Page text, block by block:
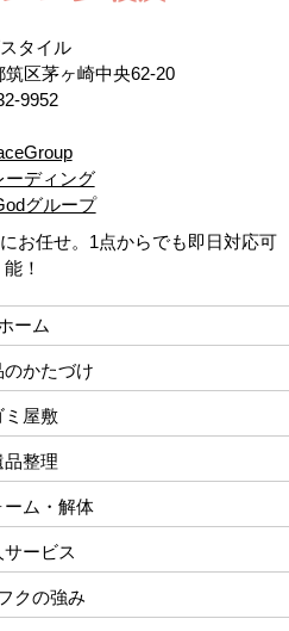
タイル
区茅ヶ崎中央62-20
9952
ーディング
グループ
お任せ。1点からでも即日対応可
能！
ーム
のかたづけ
ミ屋敷
品整理
ーム・解体
サービス
クの強み